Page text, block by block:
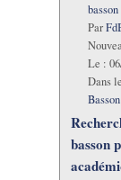
basson
Par
Le :
Dans
Basson
basson